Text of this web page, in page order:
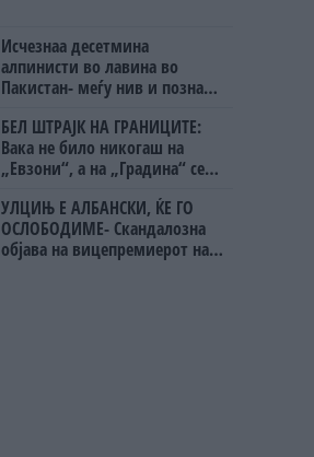
Исчезнаа десетмина
алпинисти во лавина во
Пакистан- меѓу нив и познат
БЕЛ ШТРАЈК НА ГРАНИЦИТЕ:
Вака не било никогаш на
„Евзони“, а на „Градина“ се
УЛЦИЊ Е АЛБАНСКИ, ЌЕ ГО
ОСЛОБОДИМЕ- Скандалозна
објава на вицепремиерот на